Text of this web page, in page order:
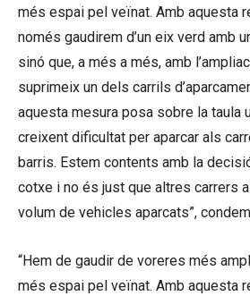
més espai pel veïnat. Amb aquesta
només gaudirem d’un eix verd amb
sinó que, a més a més, amb
suprimeix un dels carrils
aquesta mesura posa sobre la taula
creixent dificultat per aparcar als
barris. Estem contents amb la
cotxe i no és just que altres carrers
volum de vehicles aparcats”,
“Hem de gaudir de voreres més
més espai pel veïnat. Amb aquesta